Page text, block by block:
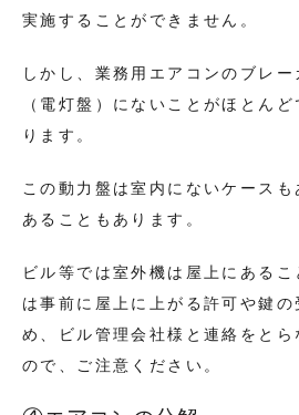
実施することができません。
しかし、業務用エアコンのブレ
（電灯盤）にないことがほとん
ります。
この動力盤は室内にないケースも
あることもあります。
ビル等では室外機は屋上にある
は事前に屋上に上がる許可や鍵の
め、ビル管理会社様と連絡をとら
ので、ご注意ください。